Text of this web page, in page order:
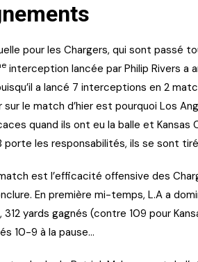
pour les Chargers, qui sont passé
interception lancée par Philip Rivers a
a lancé 7 interceptions en 2
le match d’hier est pourquoi Los
quand ils ont eu la balle et Kansas
porte les responsabilités, ils se sont
est l’efficacité offensive des
En première mi-temps, L.A a
312 yards gagnés (contre 109 pour
10-9 à la pause…